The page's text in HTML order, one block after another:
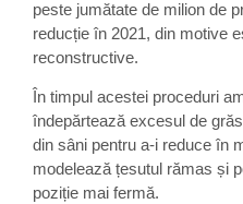
peste jumătate de milion de
reducție în 2021, din motive
reconstructive.
În timpul acestei proceduri
îndepărtează excesul de
din sâni pentru a-i reduce în
modelează țesutul rămas și
poziție mai fermă.